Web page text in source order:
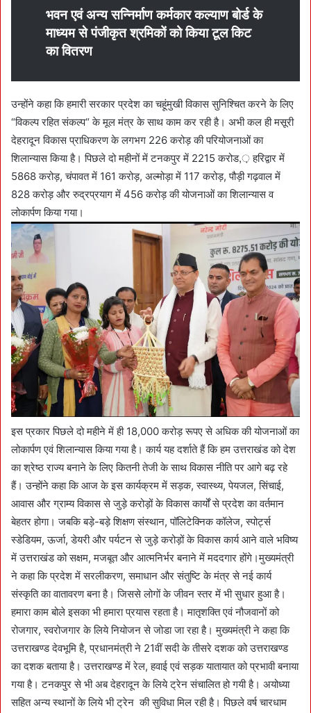
भवन एवं अन्य सन्निर्माण कर्मकार कल्याण बोर्ड के
माध्यम से पंजीकृत श्रमिकों को किया टूल किट
का वितरण
उन्होंने कहा कि हमारी सरकार प्रदेश का चहूंमुखी विकास सुनिश्चित करने के लिए
“विकल्प रहित संकल्प“ के मूल मंत्र के साथ काम कर रही है। अभी कल ही मसूरी
देहरादून विकास प्राधिकरण के लगभग 226 करोड़ की परियोजनाओं का
शिलान्यास किया है। पिछले दो महीनों में टनकपुर में 2215 करोड,़ हरिद्वार में
5868 करोड़, चंपावत में 161 करोड़, अल्मोड़ा में 117 करोड़, पौड़ी गढ़वाल में
828 करोड़ और रुद्रप्रयाग में 456 करोड़ की योजनाओं का शिलान्यास व
लोकार्पण किया गया।
इस प्रकार पिछले दो महीने में ही 18,000 करोड़ रूपए से अधिक की योजनाओं का
लोकार्पण एवं शिलान्यास किया गया है। कार्य यह दर्शाते हैं कि हम उत्तराखंड को देश
का श्रेष्ठ राज्य बनाने के लिए कितनी तेजी के साथ विकास नीति पर आगे बढ़ रहे
हैं। उन्होंने कहा कि आज के इस कार्यक्रम में सड़क, स्वास्थ्य, पेयजल, सिंचाई,
आवास और ग्राम्य विकास से जुड़े करोड़ों के विकास कार्यों से प्रदेश का वर्तमान
बेहतर होगा। जबकि बड़े-बड़े शिक्षण संस्थान, पॉलिटेक्निक कॉलेज, स्पोर्ट्स
स्डेडियम, ऊर्जा, डेयरी और पर्यटन से जुड़े करोड़ों के विकास कार्य आने वाले भविष्य
में उत्तराखंड को सक्षम, मजबूत और आत्मनिर्भर बनाने में मददगार होंगे।मुख्यमंत्री
ने कहा कि प्रदेश में सरलीकरण, समाधान और संतुष्टि के मंत्र से नई कार्य
संस्कृति का वातावरण बना है। जिससे लोगों के जीवन स्तर में भी सुधार हुआ है।
हमारा काम बोले इसका भी हमारा प्रयास रहता है। मातृशक्ति एवं नौजवानों को
रोजगार, स्वरोजगार के लिये नियोजन से जोडा जा रहा है। मुख्यमंत्री ने कहा कि
उत्तराखण्ड देवभूमि है, प्रधानमंत्री ने 21वीं सदी के तीसरे दशक को उत्तराखण्ड
का दशक बताया है। उत्तराखण्ड में रेल, हवाई एवं सड़क यातायात को प्रभावी बनाया
गया है। टनकपुर से भी अब देहरादून के लिये ट्रेन संचालित हो गयी है। अयोध्या
सहित अन्य स्थानों के लिये भी ट्रेन की सुविधा मिल रही है। पिछले वर्ष चारधाम